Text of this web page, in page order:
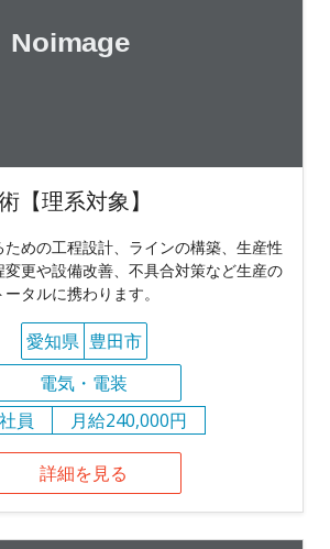
【理系対象】
めの工程設計、ラインの構築、生産性
変更や設備改善、不具合対策など生産の
タルに携わります。
愛知県 豊田市
電気・電装
員
月給240,000円
詳細を見る